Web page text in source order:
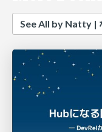
See All by Natty |